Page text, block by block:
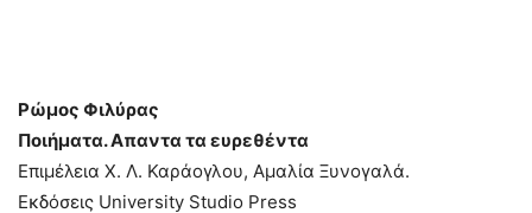
Ρώμος Φιλύρας
Ποιήματα. Απαντα τα ευρεθέντα
Επιμέλεια Χ. Λ. Καράογλου, Αμαλία Ξυνογαλά.
Eκδόσεις University Studio Press